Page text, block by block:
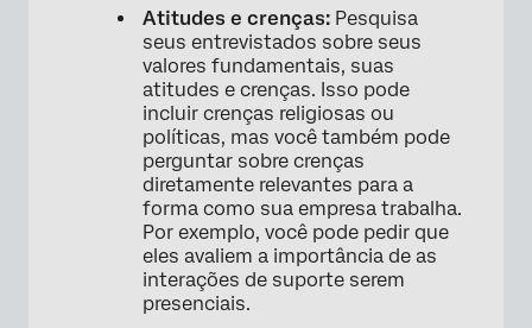
Atitudes e crenças: Pesquisa
seus entrevistados sobre seus
valores fundamentais, suas
atitudes e crenças. Isso pode
incluir crenças religiosas ou
políticas, mas você também pode
perguntar sobre crenças
diretamente relevantes para a
forma como sua empresa trabalha.
Por exemplo, você pode pedir que
eles avaliem a importância de as
interações de suporte serem
presenciais.